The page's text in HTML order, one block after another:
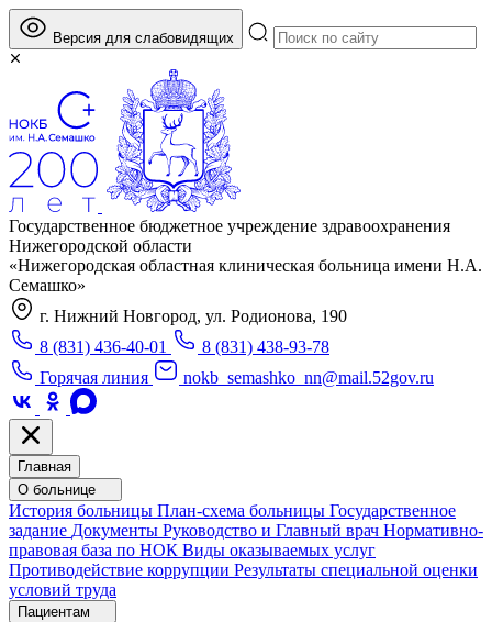
Версия для слабовидящих
Государственное бюджетное учреждение здравоохранения
Нижегородской области
«Нижегородская областная клиническая больница имени Н.А.
Семашко»
г. Нижний Новгород, ул. Родионова, 190
8 (831) 436-40-01
8 (831) 438-93-78
Горячая линия
nokb_semashko_nn@mail.52gov.ru
Главная
О больнице
История больницы План-схема больницы Государственное
задание Документы Руководство и Главный врач Нормативно-
правовая база по НОК Виды оказываемых услуг
Противодействие коррупции Результаты специальной оценки
условий труда
Пациентам